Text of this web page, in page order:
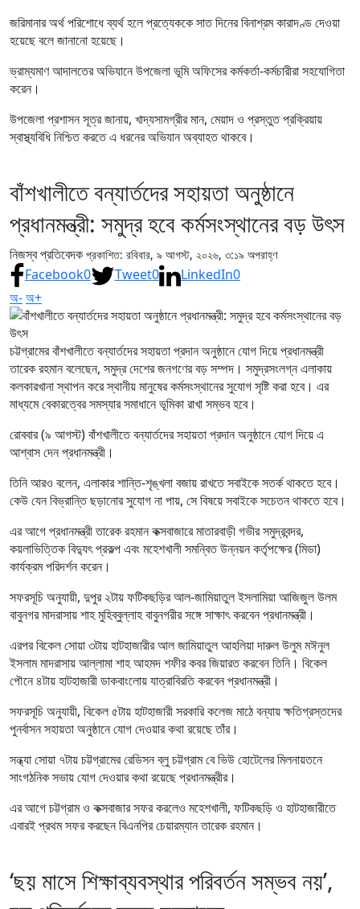
জরিমানার অর্থ পরিশোধে ব্যর্থ হলে প্রত্যেককে সাত দিনের বিনাশ্রম কারাদণ্ড দেওয়া
হয়েছে বলে জানানো হয়েছে।
ভ্রাম্যমাণ আদালতের অভিযানে উপজেলা ভূমি অফিসের কর্মকর্তা-কর্মচারীরা সহযোগিতা
করেন।
উপজেলা প্রশাসন সূত্র জানায়, খাদ্যসামগ্রীর মান, মেয়াদ ও প্রস্তুত প্রক্রিয়ায়
স্বাস্থ্যবিধি নিশ্চিত করতে এ ধরনের অভিযান অব্যাহত থাকবে।
বাঁশখালীতে বন্যার্তদের সহায়তা অনুষ্ঠানে
প্রধানমন্ত্রী: সমুদ্র হবে কর্মসংস্থানের বড় উৎস
নিজস্ব প্রতিবেদক প্রকাশিত: রবিবার, ৯ আগস্ট, ২০২৬, ৩:১৯ অপরাহ্ণ
Facebook0 Tweet0 LinkedIn0
অ-অ+
চট্টগ্রামের বাঁশখালীতে বন্যার্তদের সহায়তা প্রদান অনুষ্ঠানে যোগ দিয়ে প্রধানমন্ত্রী
তারেক রহমান বলেছেন, সমুদ্র দেশের জনগণের বড় সম্পদ। সমুদ্রসংলগ্ন এলাকায়
কলকারখানা স্থাপন করে স্থানীয় মানুষের কর্মসংস্থানের সুযোগ সৃষ্টি করা হবে। এর
মাধ্যমে বেকারত্বের সমস্যার সমাধানে ভূমিকা রাখা সম্ভব হবে।
রোববার (৯ আগস্ট) বাঁশখালীতে বন্যার্তদের সহায়তা প্রদান অনুষ্ঠানে যোগ দিয়ে এ
আশ্বাস দেন প্রধানমন্ত্রী।
তিনি আরও বলেন, এলাকার শান্তি-শৃঙ্খলা বজায় রাখতে সবাইকে সতর্ক থাকতে হবে।
কেউ যেন বিভ্রান্তি ছড়ানোর সুযোগ না পায়, সে বিষয়ে সবাইকে সচেতন থাকতে হবে।
এর আগে প্রধানমন্ত্রী তারেক রহমান কক্সবাজারে মাতারবাড়ী গভীর সমুদ্রবন্দর,
কয়লাভিত্তিক বিদ্যুৎ প্রকল্প এবং মহেশখালী সমন্বিত উন্নয়ন কর্তৃপক্ষের (মিডা)
কার্যক্রম পরিদর্শন করেন।
সফরসূচি অনুযায়ী, দুপুর ২টায় ফটিকছড়ির আল-জামিয়াতুল ইসলামিয়া আজিজুল উলম
বাবুনগর মাদরাসায় শাহ মুহিব্বুল্লাহ বাবুনগরীর সঙ্গে সাক্ষাৎ করবেন প্রধানমন্ত্রী।
এরপর বিকেল সোয়া ৩টায় হাটহাজারীর আল জামিয়াতুল আহলিয়া দারুল উলুম মঈনুল
ইসলাম মাদরাসায় আল্লামা শাহ আহমদ শফীর কবর জিয়ারত করবেন তিনি। বিকেল
পৌনে ৪টায় হাটহাজারী ডাকবাংলোয় যাত্রাবিরতি করবেন প্রধানমন্ত্রী।
সফরসূচি অনুযায়ী, বিকেল ৫টায় হাটহাজারী সরকারি কলেজ মাঠে বন্যায় ক্ষতিগ্রস্তদের
পুনর্বাসন সহায়তা অনুষ্ঠানে যোগ দেওয়ার কথা রয়েছে তাঁর।
সন্ধ্যা সোয়া ৭টায় চট্টগ্রামের রেডিসন ব্লু চট্টগ্রাম বে ভিউ হোটেলের মিলনায়তনে
সাংগঠনিক সভায় যোগ দেওয়ার কথা রয়েছে প্রধানমন্ত্রীর।
এর আগে চট্টগ্রাম ও কক্সবাজার সফর করলেও মহেশখালী, ফটিকছড়ি ও হাটহাজারীতে
এবারই প্রথম সফর করছেন বিএনপির চেয়ারম্যান তারেক রহমান।
‘ছয় মাসে শিক্ষাব্যবস্থার পরিবর্তন সম্ভব নয়’,